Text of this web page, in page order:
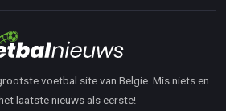
voetbal site van Belgie. Mis niets en
laatste nieuws als eerste!